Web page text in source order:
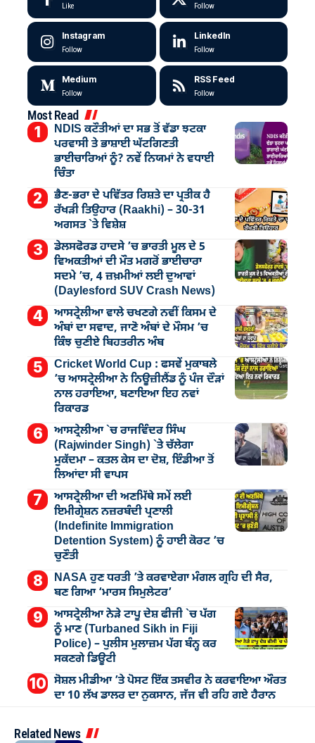
Like Follow
Instagram
Follow
LinkedIn
Follow
Medium
Follow
RSS Feed
Follow
Most Read
NDIS ਕਟੌਤੀਆਂ ਦਾ ਸਭ ਤੋਂ ਵੱਡਾ ਝਟਕਾ
ਪਰਵਾਸੀ ਤੇ ਭਾਸ਼ਾਈ ਘੱਟਗਿਣਤੀ
ਭਾਈਚਾਰਿਆਂ ਨੂੰ? ਨਵੇਂ ਨਿਯਮਾਂ ਨੇ ਵਧਾਈ
ਚਿੰਤਾ
ਭੈਣ-ਭਰਾ ਦੇ ਪਵਿੱਤਰ ਰਿਸ਼ਤੇ ਦਾ ਪ੍ਰਤੀਕ ਹੈ
ਰੱਖੜੀ ਤਿਉਹਾਰ (Raakhi) – 30-31
ਅਗਸਤ `ਤੇ ਵਿਸ਼ੇਸ਼
ਡੇਲਸਫੋਰਡ ਹਾਦਸੇ ’ਚ ਭਾਰਤੀ ਮੂਲ ਦੇ 5
ਵਿਅਕਤੀਆਂ ਦੀ ਮੌਤ ਮਗਰੋਂ ਭਾਈਚਾਰਾ
ਸਦਮੇ ’ਚ, 4 ਜ਼ਖ਼ਮੀਆਂ ਲਈ ਦੁਆਵਾਂ
(Daylesford SUV Crash News)
ਆਸਟ੍ਰੇਲੀਆ ਵਾਲੇ ਚਖਣਗੇ ਨਵੀਂ ਕਿਸਮ ਦੇ
ਅੰਬਾਂ ਦਾ ਸਵਾਦ, ਜਾਣੋ ਅੰਬਾਂ ਦੇ ਮੌਸਮ ’ਚ
ਕਿੰਝ ਚੁਣੀਏ ਬਿਹਤਰੀਨ ਅੰਬ
Cricket World Cup : ਫਸਵੇਂ ਮੁਕਾਬਲੇ
’ਚ ਆਸਟ੍ਰੇਲੀਆ ਨੇ ਨਿਊਜ਼ੀਲੈਂਡ ਨੂੰ ਪੰਜ ਦੌੜਾਂ
ਨਾਲ ਹਰਾਇਆ, ਬਣਾਇਆ ਇਹ ਨਵਾਂ
ਰਿਕਾਰਡ
ਆਸਟ੍ਰੇਲੀਆ `ਚ ਰਾਜਵਿੰਦਰ ਸਿੰਘ
(Rajwinder Singh) `ਤੇ ਚੱਲੇਗਾ
ਮੁੁਕੱਦਮਾ – ਕਤਲ ਕੇਸ ਦਾ ਦੋਸ਼, ਇੰਡੀਆ ਤੋਂ
ਲਿਆਂਦਾ ਸੀ ਵਾਪਸ
ਆਸਟ੍ਰੇਲੀਆ ਦੀ ਅਣਮਿੱਥੇ ਸਮੇਂ ਲਈ
ਇਮੀਗ੍ਰੇਸ਼ਨ ਨਜ਼ਰਬੰਦੀ ਪ੍ਰਣਾਲੀ
(Indefinite Immigration
Detention System) ਨੂੰ ਹਾਈ ਕੋਰਟ ’ਚ
ਚੁਣੌਤੀ
NASA ਹੁਣ ਧਰਤੀ ’ਤੇ ਕਰਵਾਏਗਾ ਮੰਗਲ ਗ੍ਰਹਿ ਦੀ ਸੈਰ,
ਬਣ ਗਿਆ ‘ਮਾਰਸ ਸਿਮੁਲੇਟਰ’
ਆਸਟ੍ਰੇਲੀਆ ਨੇੜੇ ਟਾਪੂ ਦੇਸ਼ ਫੀਜੀ `ਚ ਪੱਗ
ਨੂੰ ਮਾਣ (Turbaned Sikh in Fiji
Police) – ਪੁਲੀਸ ਮੁਲਾਜ਼ਮ ਪੱਗ ਬੰਨ੍ਹ ਕਰ
ਸਕਣਗੇ ਡਿਊਟੀ
ਸੋਸ਼ਲ ਮੀਡੀਆ ’ਤੇ ਪੋਸਟ ਇੱਕ ਤਸਵੀਰ ਨੇ ਕਰਵਾਇਆ ਔਰਤ
ਦਾ 10 ਲੱਖ ਡਾਲਰ ਦਾ ਨੁਕਸਾਨ, ਜੱਜ ਵੀ ਰਹਿ ਗਏ ਹੈਰਾਨ
Related News